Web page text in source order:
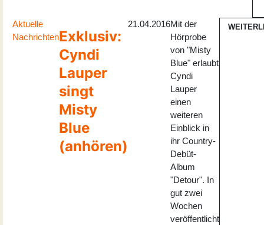
Aktuelle
NachrichtenExklusiv:
Cyndi
Lauper
singt
Misty
Blue
(anhören)
21.04.2016Mit der
Hörprobe
von "Misty
Blue" erlaubt
Cyndi
Lauper
einen
weiteren
Einblick in
ihr Country-
Debüt-
Album
"Detour". In
gut zwei
Wochen
veröffentlicht